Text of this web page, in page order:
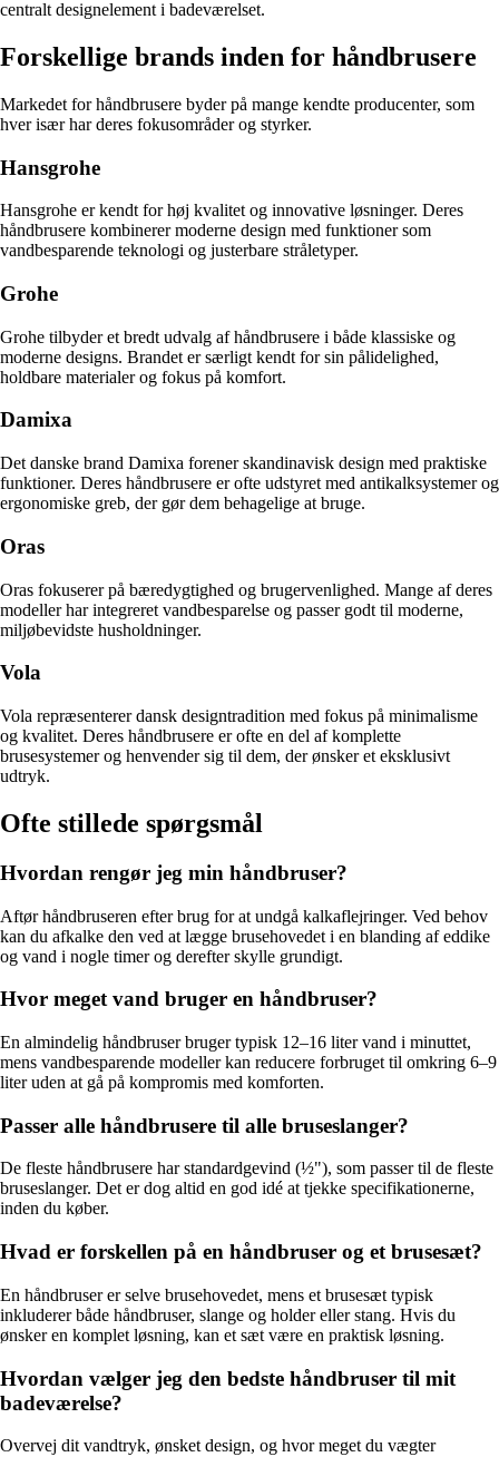
centralt designelement i badeværelset.
Forskellige brands inden for håndbrusere
Markedet for håndbrusere byder på mange kendte producenter, som
hver især har deres fokusområder og styrker.
Hansgrohe
Hansgrohe er kendt for høj kvalitet og innovative løsninger. Deres
håndbrusere kombinerer moderne design med funktioner som
vandbesparende teknologi og justerbare stråletyper.
Grohe
Grohe tilbyder et bredt udvalg af håndbrusere i både klassiske og
moderne designs. Brandet er særligt kendt for sin pålidelighed,
holdbare materialer og fokus på komfort.
Damixa
Det danske brand Damixa forener skandinavisk design med praktiske
funktioner. Deres håndbrusere er ofte udstyret med antikalksystemer og
ergonomiske greb, der gør dem behagelige at bruge.
Oras
Oras fokuserer på bæredygtighed og brugervenlighed. Mange af deres
modeller har integreret vandbesparelse og passer godt til moderne,
miljøbevidste husholdninger.
Vola
Vola repræsenterer dansk designtradition med fokus på minimalisme
og kvalitet. Deres håndbrusere er ofte en del af komplette
brusesystemer og henvender sig til dem, der ønsker et eksklusivt
udtryk.
Ofte stillede spørgsmål
Hvordan rengør jeg min håndbruser?
Aftør håndbruseren efter brug for at undgå kalkaflejringer. Ved behov
kan du afkalke den ved at lægge brusehovedet i en blanding af eddike
og vand i nogle timer og derefter skylle grundigt.
Hvor meget vand bruger en håndbruser?
En almindelig håndbruser bruger typisk 12–16 liter vand i minuttet,
mens vandbesparende modeller kan reducere forbruget til omkring 6–9
liter uden at gå på kompromis med komforten.
Passer alle håndbrusere til alle bruseslanger?
De fleste håndbrusere har standardgevind (½"), som passer til de fleste
bruseslanger. Det er dog altid en god idé at tjekke specifikationerne,
inden du køber.
Hvad er forskellen på en håndbruser og et brusesæt?
En håndbruser er selve brusehovedet, mens et brusesæt typisk
inkluderer både håndbruser, slange og holder eller stang. Hvis du
ønsker en komplet løsning, kan et sæt være en praktisk løsning.
Hvordan vælger jeg den bedste håndbruser til mit
badeværelse?
Overvej dit vandtryk, ønsket design, og hvor meget du vægter